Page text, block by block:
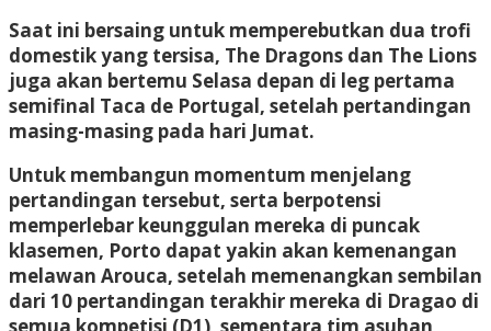
Saat ini bersaing untuk memperebutkan dua trofi
domestik yang tersisa, The Dragons dan The Lions
juga akan bertemu Selasa depan di leg pertama
semifinal Taca de Portugal, setelah pertandingan
masing-masing pada hari Jumat.
Untuk membangun momentum menjelang
pertandingan tersebut, serta berpotensi
memperlebar keunggulan mereka di puncak
klasemen, Porto dapat yakin akan kemenangan
melawan Arouca, setelah memenangkan sembilan
dari 10 pertandingan terakhir mereka di Dragao di
semua kompetisi (D1), sementara tim asuhan